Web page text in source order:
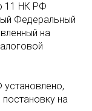
11 НК РФ
Федеральный
на
на